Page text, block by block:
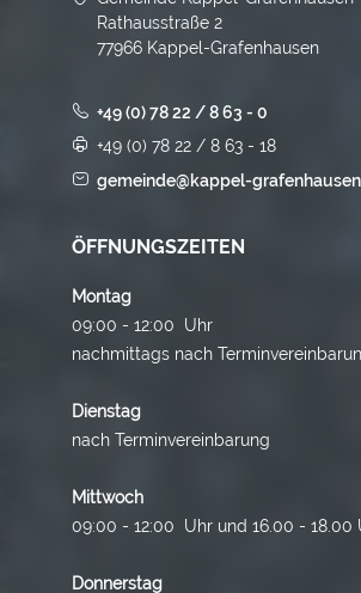
Rathausstraße 2
77966 Kappel-Grafenhausen
+49 (0) 78 22 / 8 63 - 0
+49 (0) 78 22 / 8 63 - 18
gemeinde@kappel-
ÖFFNUNGSZEITEN
Montag
09:00 - 12:00 Uhr
nachmittags nach
Dienstag
nach Terminvereinbarung
Mittwoch
09:00 - 12:00 Uhr und 16.00 - 18.00
Donnerstag